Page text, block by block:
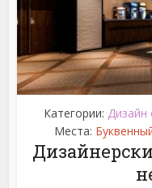
Категории: Дизайн
Места: